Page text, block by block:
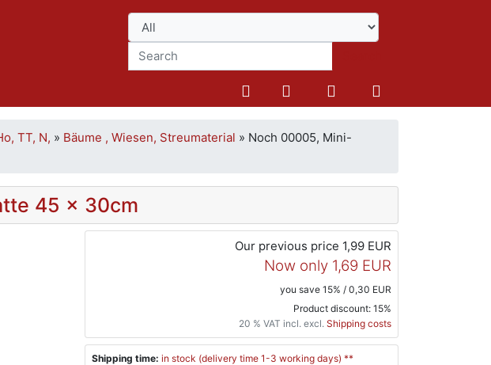
TT, N, » Bäume , Wiesen, Streumaterial » Noch 00005, Mini-
45 x 30cm
Our previous price 1,99 EUR
Now only 1,69 EUR
you save 15% / 0,30 EUR
Product discount: 15%
20 % VAT incl. excl. Shipping costs
Shipping time: in stock (delivery time 1-3 working days) **